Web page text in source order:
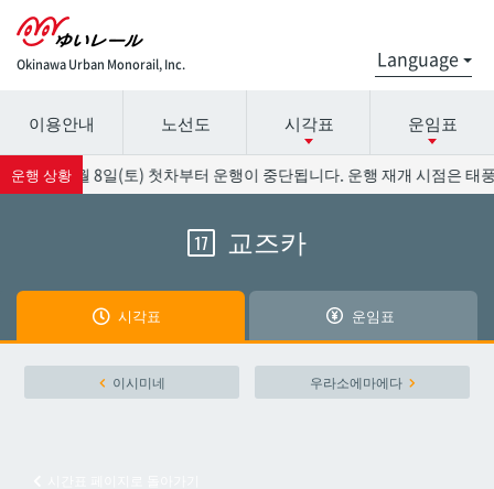
Okinawa Urban Monorail, Inc.
시간표 세부 정보의 방송국 이름을 선택하십시오.
나하공항
요금표에 대한 자세한 내용은 역 이름을 선택하십시오.
나하공항
이용안내 노선도 시각표 운임표
운행 상황
으로 8월 8일(토) 첫차부터 운행이 중단됩니다. 운행 재개 시점은 태
17 교즈카
시각표 운임표
이시미네 우라소에마에다